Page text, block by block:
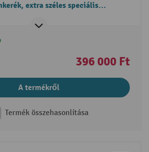
extra széles speciális
396 000 Ft
A termékről
Termék összehasonlítása